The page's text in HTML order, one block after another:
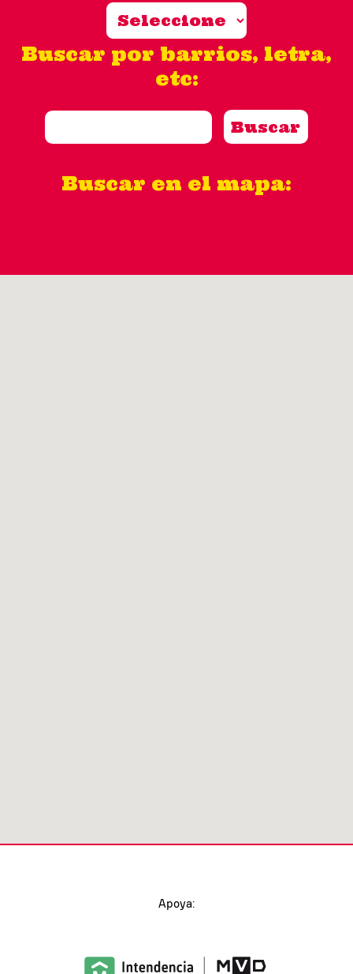
Buscar por barrios, letra,
etc:
Buscar en el mapa:
Apoya: